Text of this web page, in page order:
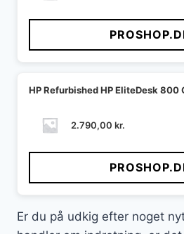
HP Refurbished HP EliteDesk 800
2.790,00 kr.
Er du på udkig efter noget